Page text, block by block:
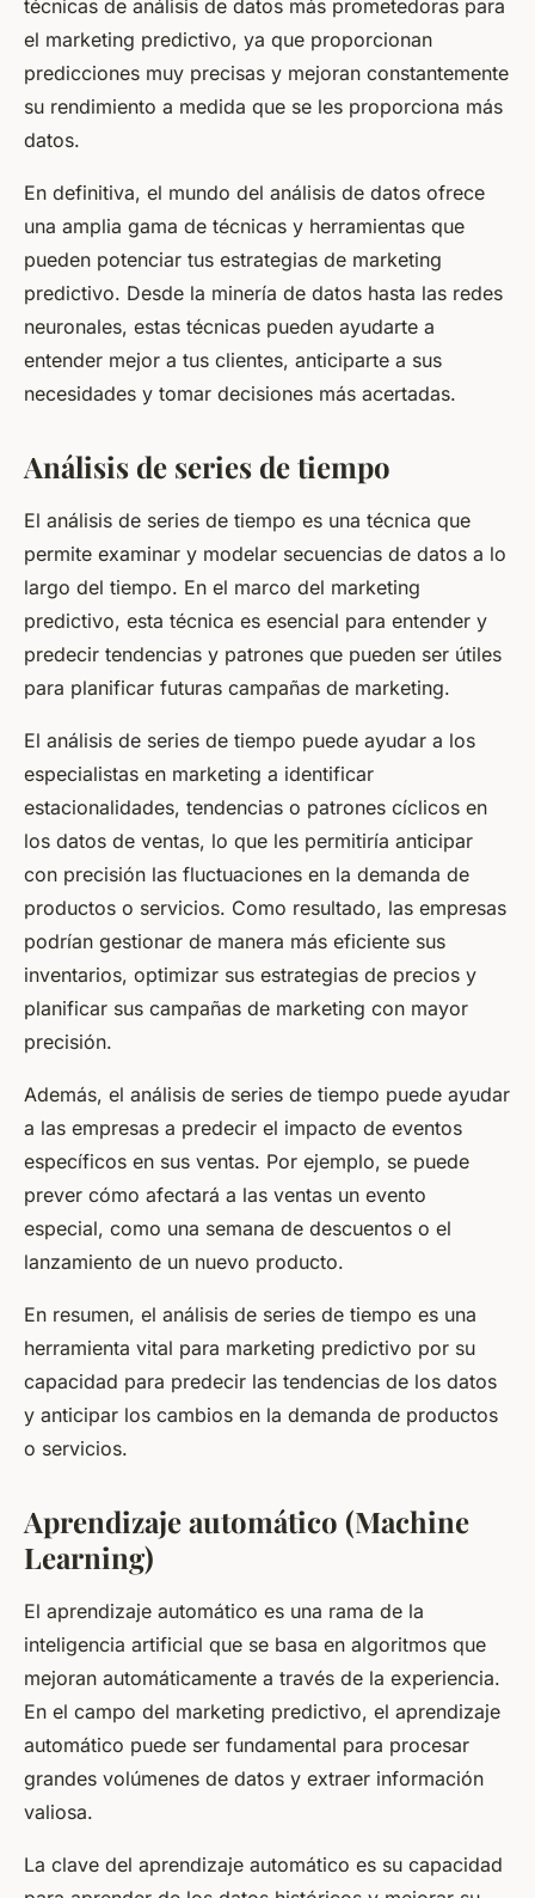
técnicas de análisis de datos más prometedoras para
el marketing predictivo, ya que proporcionan
predicciones muy precisas y mejoran constantemente
su rendimiento a medida que se les proporciona más
datos.
En definitiva, el mundo del análisis de datos ofrece
una amplia gama de técnicas y herramientas que
pueden potenciar tus estrategias de marketing
predictivo. Desde la minería de datos hasta las redes
neuronales, estas técnicas pueden ayudarte a
entender mejor a tus clientes, anticiparte a sus
necesidades y tomar decisiones más acertadas.
Análisis de series de tiempo
El análisis de series de tiempo es una técnica que
permite examinar y modelar secuencias de datos a lo
largo del tiempo. En el marco del marketing
predictivo, esta técnica es esencial para entender y
predecir tendencias y patrones que pueden ser útiles
para planificar futuras campañas de marketing.
El análisis de series de tiempo puede ayudar a los
especialistas en marketing a identificar
estacionalidades, tendencias o patrones cíclicos en
los datos de ventas, lo que les permitiría anticipar
con precisión las fluctuaciones en la demanda de
productos o servicios. Como resultado, las empresas
podrían gestionar de manera más eficiente sus
inventarios, optimizar sus estrategias de precios y
planificar sus campañas de marketing con mayor
precisión.
Además, el análisis de series de tiempo puede ayudar
a las empresas a predecir el impacto de eventos
específicos en sus ventas. Por ejemplo, se puede
prever cómo afectará a las ventas un evento
especial, como una semana de descuentos o el
lanzamiento de un nuevo producto.
En resumen, el análisis de series de tiempo es una
herramienta vital para marketing predictivo por su
capacidad para predecir las tendencias de los datos
y anticipar los cambios en la demanda de productos
o servicios.
Aprendizaje automático (Machine
Learning)
El aprendizaje automático es una rama de la
inteligencia artificial que se basa en algoritmos que
mejoran automáticamente a través de la experiencia.
En el campo del marketing predictivo, el aprendizaje
automático puede ser fundamental para procesar
grandes volúmenes de datos y extraer información
valiosa.
La clave del aprendizaje automático es su capacidad